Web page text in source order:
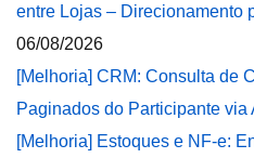
entre Lojas – Direcionamento
06/08/2026
[Melhoria] CRM: Consulta de
Paginados do Participante via
[Melhoria] Estoques e NF-e: